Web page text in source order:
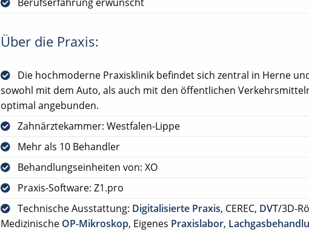
Über die Praxis:
Die hochmoderne Praxisklinik befindet sich zentral in Herne
sowohl mit dem Auto, als auch mit den öffentlichen
optimal angebunden.
Zahnärztekammer: Westfalen-Lippe
Mehr als 10 Behandler
Behandlungseinheiten von: XO
Praxis-Software: Z1.pro
Technische Ausstattung: Digitalisierte Praxis, CEREC, DVT/3D-
Medizinische OP-Mikroskop, Eigenes Praxislabor,